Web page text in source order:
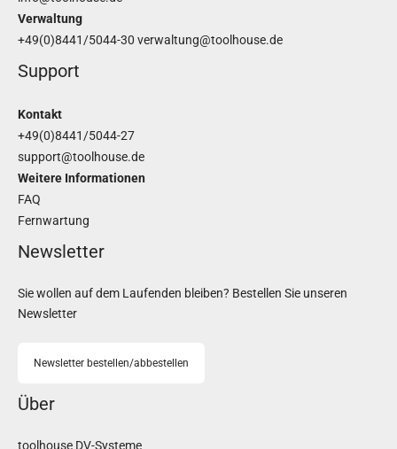
Verwaltung
+49(0)8441/5044-30 verwaltung@toolhouse.de
Support
Kontakt
+49(0)8441/5044-27
support@toolhouse.de
Weitere Informationen
FAQ
Fernwartung
Newsletter
Sie wollen auf dem Laufenden bleiben? Bestellen Sie unseren
Newsletter
Newsletter bestellen/abbestellen
Über